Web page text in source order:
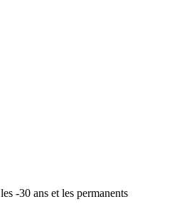
-30 ans et les permanents